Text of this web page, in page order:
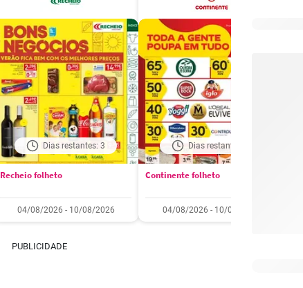
Dias restantes: 3
Recheio folheto
04/08/2026 - 10/08/2026
Dias restantes: 3
Continente folheto
04/08/2026 - 10/08/2026
PUBLICIDADE